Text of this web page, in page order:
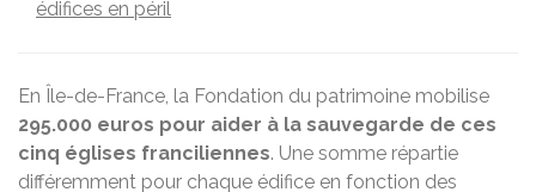
édifices en péril
En Île-de-France, la Fondation du patrimoine mobilise
295.000 euros pour aider à la sauvegarde de ces
cinq églises franciliennes. Une somme répartie
différemment pour chaque édifice en fonction des